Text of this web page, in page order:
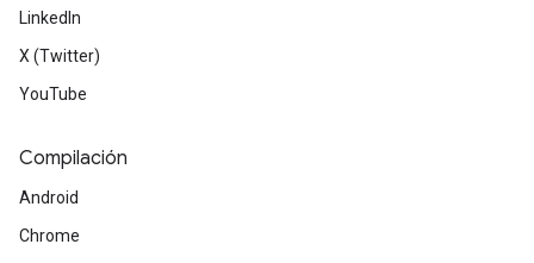
LinkedIn
X (Twitter)
YouTube
Compilación
Android
Chrome